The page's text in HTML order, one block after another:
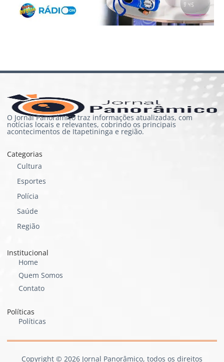
O Jornal Panorâmico traz informações atualizadas, com
notícias locais e relevantes, cobrindo os principais
acontecimentos de Itapetininga e região.
Categorias
Cultura
Esportes
Polícia
Saúde
Região
Institucional
Home
Quem Somos
Contato
Políticas
Políticas
Copyright © 2026 Jornal Panorâmico, todos os direitos